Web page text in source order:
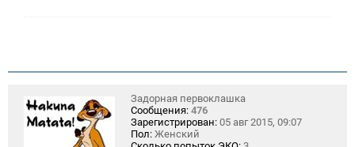
Задорная первоклашка
Сообщения: 476
Зарегистрирован: 05 авг 2015, 09:07
Пол: Женский